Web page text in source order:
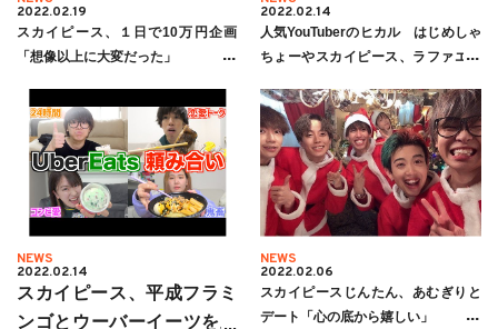
2022.02.19
スカイピース、１日で10万円企画
「想像以上に大変だった」
2022.02.14
人気YouTuberのヒカル はじめしゃ
ちょーやスカイピース、ラファエル
NEWS
2022.02.14
スカイピース、平成フラミ
ンゴとウーバーイーツを頼
NEWS
2022.02.06
スカイピースじんたん、あむぎりと
デート「心の底から嬉しい」